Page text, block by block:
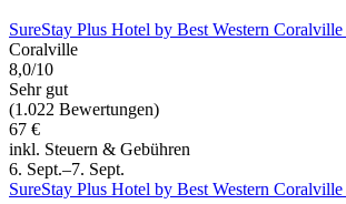
SureStay Plus Hotel by Best Western
Coralville
8,0/10
Sehr gut
(1.022 Bewertungen)
67 €
inkl. Steuern & Gebühren
6. Sept.–7. Sept.
SureStay Plus Hotel by Best Western